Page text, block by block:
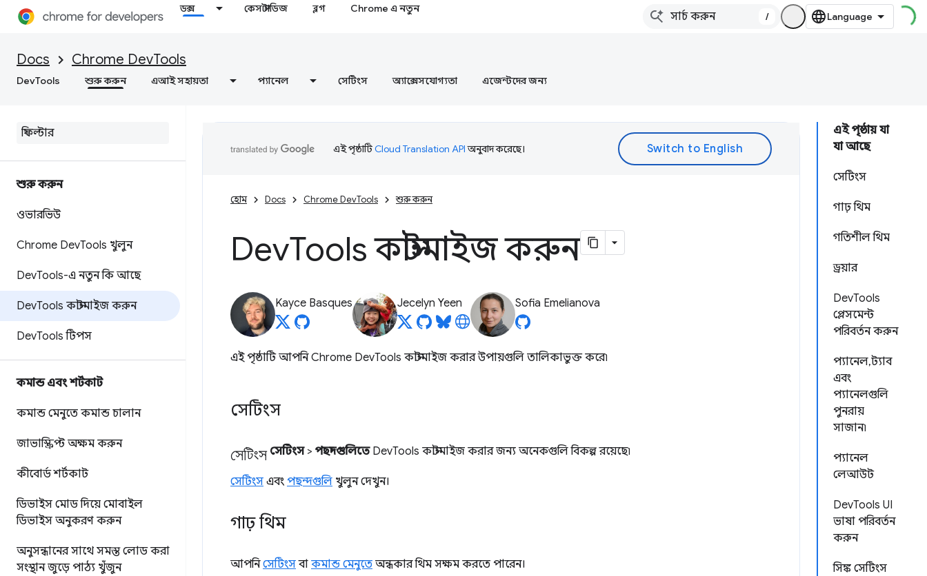
ডক্স কেস স্টাডিজ ব্লগ Chrome এ নতুন
/
Docs Chrome DevTools
DevTools শুরু করুন এআই সহায়তা প্যানেল সেটিংস অ্যাক্সেসযোগ্যতা এজেন্টদের জন্য
শুরু করুন
ওভারভিউ
Chrome DevTools খুলুন
DevTools-এ নতুন কি আছে
DevTools কাস্টমাইজ করুন
DevTools টিপস
কমান্ড এবং শর্টকাট
কমান্ড মেনুতে কমান্ড চালান
জাভাস্ক্রিপ্ট অক্ষম করুন
কীবোর্ড শর্টকাট
ডিভাইস মোড দিয়ে মোবাইল
ডিভাইস অনুকরণ করুন
অনুসন্ধানের সাথে সমস্ত লোড করা
সংস্থান জুড়ে পাঠ্য খুঁজুন
এই পৃষ্ঠায় যা
যা আছে
সেটিংস
গাঢ় থিম
গতিশীল থিম
ড্রয়ার
DevTools
প্লেসমেন্ট
পরিবর্তন করুন
প্যানেল, ট্যাব
এবং
প্যানেলগুলি
পুনরায়
সাজান৷
প্যানেল
লেআউট
DevTools UI
ভাষা পরিবর্তন
করুন
সিঙ্ক সেটিংস
এই পৃষ্ঠাটিCloud Translation APIঅনুবাদ করেছে।
হোম Docs Chrome DevTools শুরু করুন
DevTools কাস্টমাইজ করুন
Kayce Basques Jecelyn Yeen Sofia Emelianova
এই পৃষ্ঠাটি আপনি Chrome DevTools কাস্টমাইজ করার উপায়গুলি তালিকাভুক্ত করে৷
সেটিংস
সেটিংস সেটিংস> পছন্দগুলিতেDevTools কাস্টমাইজ করার জন্য অনেকগুলি বিকল্প রয়েছে৷
সেটিংস এবং পছন্দগুলি খুলুন দেখুন।
গাঢ় থিম
আপনিসেটিংসবা কমান্ড মেনুতে অন্ধকার থিম সক্ষম করতে পারেন।